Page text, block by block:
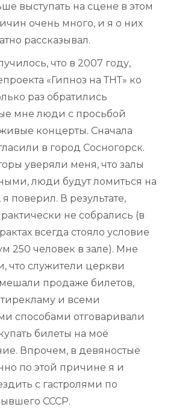
выступать на сцене в этом
очень много, и я о них
рассказывал.
что в 2007 году,
«Гипноз на ТНТ» ко
раз обратились
мне люди с просьбой
концерты. Сначала
в город Сосногорск.
уверяли меня, что залы
люди будут ломиться на
поверил. В результате,
не собрались (в
всегда стояло условие
250 человек в зале). Мне
что служители церкви
продаже билетов,
и всеми
способами отговаривали
билеты на моё
Впрочем, в девяностые
по этой причине я и
с гастролями по
СССР.